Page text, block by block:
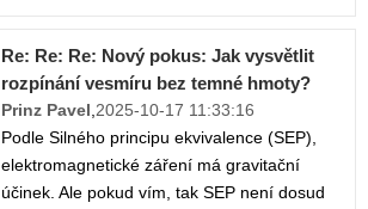
Re: Re: Re: Nový pokus: Jak vysvětlit
rozpínání vesmíru bez temné hmoty?
Prinz Pavel 2025-10-17 11:33:16
Podle Silného principu ekvivalence (SEP),
elektromagnetické záření má gravitační
účinek. Ale pokud vím, tak SEP není dosud